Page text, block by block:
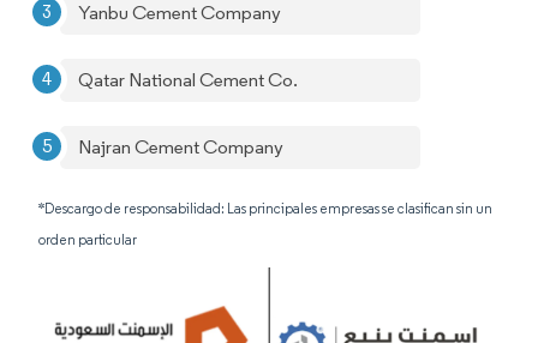
Yanbu Cement Company
Qatar National Cement Co.
Najran Cement Company
*Descargo de responsabilidad: Las principales empresas se clasifican sin un
orden particular